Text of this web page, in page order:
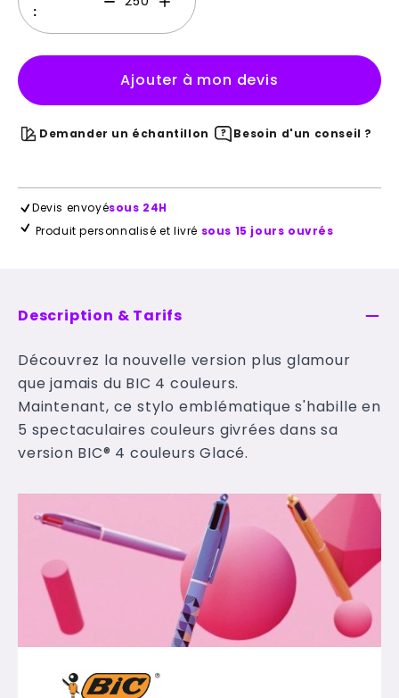
:
Ajouter à mon devis
Demander un échantillon Besoin d'un conseil ?
Devis envoyésous 24H
Produit personnalisé et livré sous 15 jours ouvrés
Description & Tarifs
Découvrez la nouvelle version plus glamour
que jamais du BIC 4 couleurs.
Maintenant, ce stylo emblématique s'habille en
5 spectaculaires couleurs givrées dans sa
version BIC® 4 couleurs Glacé.